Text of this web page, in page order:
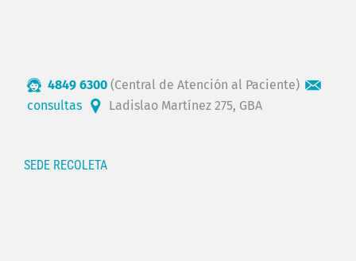
4849 6300 (Central de Atención al Paciente)
consultas
Ladislao Martínez 275, GBA
SEDE RECOLETA